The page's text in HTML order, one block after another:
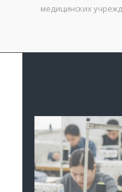
медицинских